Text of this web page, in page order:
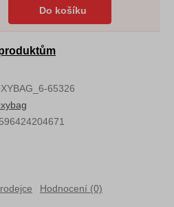
Do košíku
65326
Hodnocení (0)